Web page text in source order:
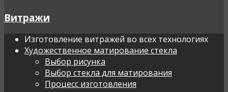
Витражи
Изготовление витражей во всех технологиях
Художественное матирование стекла
Выбор рисунка
Выбор стекла для матирования
Процесс изготовления